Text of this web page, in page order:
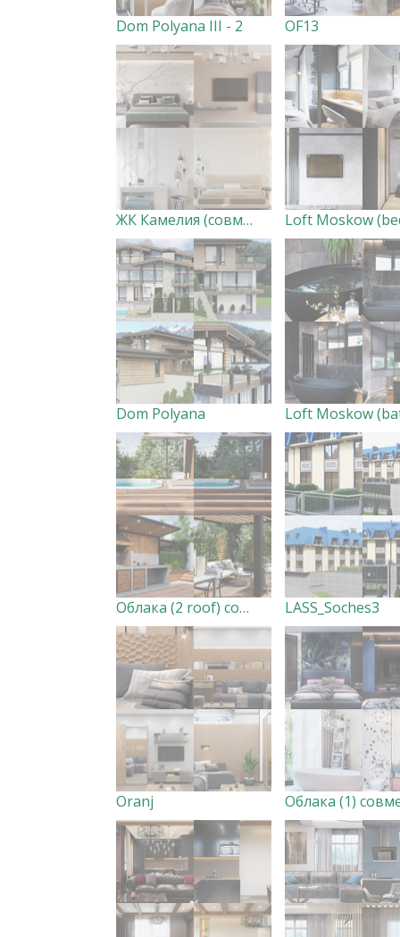
Dom Polyana III - 2 OF13
ЖК Камелия (совместно с дизайн-студией Creazon)
Dom Polyana
Облака (2 roof) совместно с Bascoy LASS_Soches3
Oranj